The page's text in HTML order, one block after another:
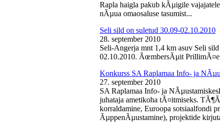
Rapla haigla pakub kÃµigile
nÃµua omaosaluse tasumist...
Seli sild on suletud 30.09-02.10.2010
28. september 2010
Seli-Angerja mnt 1,4 km asuv Seli
02.10.2010. ÃœmbersÃµit
Konkurss SA Raplamaa Info- ja
27. september 2010
SA Raplamaa Info- ja
juhataja ametikoha tÃ¤itmiseks.
korraldamine, Euroopa sotsiaalfondi
ÃµppenÃµustamine), projektide